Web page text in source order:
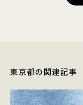
東京都の関連記事